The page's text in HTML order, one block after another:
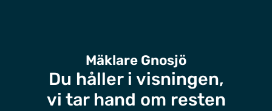
Mäklare Gnosjö
Du håller i visningen,
vi tar hand om resten